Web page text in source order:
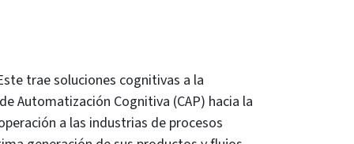
trae soluciones cognitivas a la
Automatización Cognitiva (CAP) hacia la
a las industrias de procesos